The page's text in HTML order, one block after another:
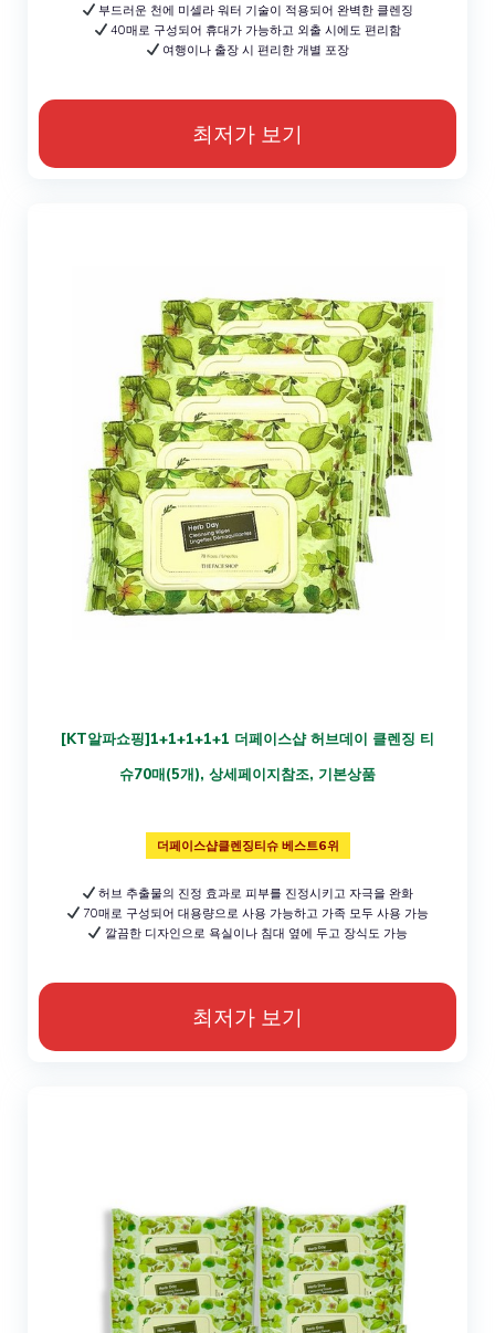
부드러운 천에 미셀라 워터 기술이 적용되어 완벽한 클렌징
40매로 구성되어 휴대가 가능하고 외출 시에도 편리함
여행이나 출장 시 편리한 개별 포장
최저가 보기
[KT알파쇼핑]1+1+1+1+1 더페이스샵 허브데이 클렌징 티
슈70매(5개), 상세페이지참조, 기본상품
더페이스샵클렌징티슈 베스트6위
허브 추출물의 진정 효과로 피부를 진정시키고 자극을 완화
70매로 구성되어 대용량으로 사용 가능하고 가족 모두 사용 가능
깔끔한 디자인으로 욕실이나 침대 옆에 두고 장식도 가능
최저가 보기